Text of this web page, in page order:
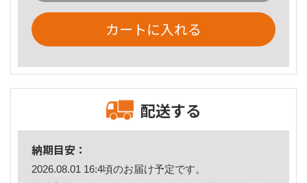
カートに入れる
配送する
納期目安：
2026.08.01 16:4頃のお届け予定です。